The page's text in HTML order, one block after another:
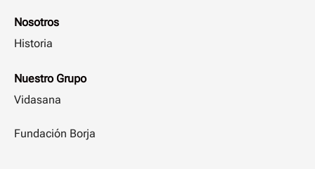
Nosotros
Historia
Nuestro Grupo
Vidasana
Fundación Borja